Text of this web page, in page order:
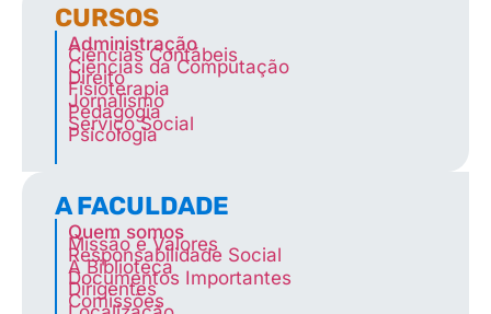
CURSOS
Administração
Ciências Contábeis
Ciências da Computação
Direito
Fisioterapia
Jornalismo
Pedagogia
Serviço Social
Psicologia
A FACULDADE
Quem somos
Missão e Valores
Responsabilidade Social
A Biblioteca
Documentos Importantes
Dirigentes
Comissões